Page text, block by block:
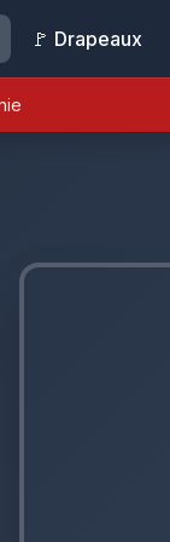
🚩 Drapeaux